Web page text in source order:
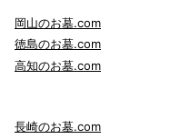
岡山のお墓.com
徳島のお墓.com
高知のお墓.com
長崎のお墓.com